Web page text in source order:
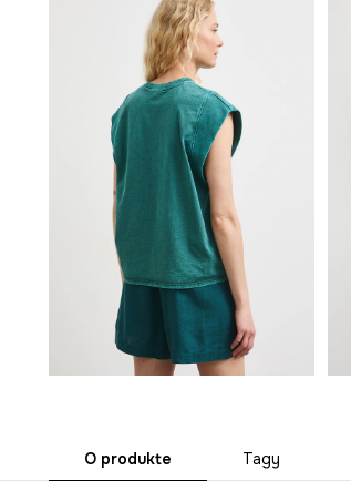
O produkte Tagy